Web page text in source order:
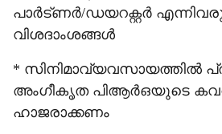
പാര്‍ട്ണര്‍/ഡയറക്റ്റര്‍
വിശദാംശങ്ങള്‍
* സിനിമാവ്യവസായത്തില്‍
അംഗീകൃത പിആര്‍ഒയുടെ
ഹാജരാക്കണം